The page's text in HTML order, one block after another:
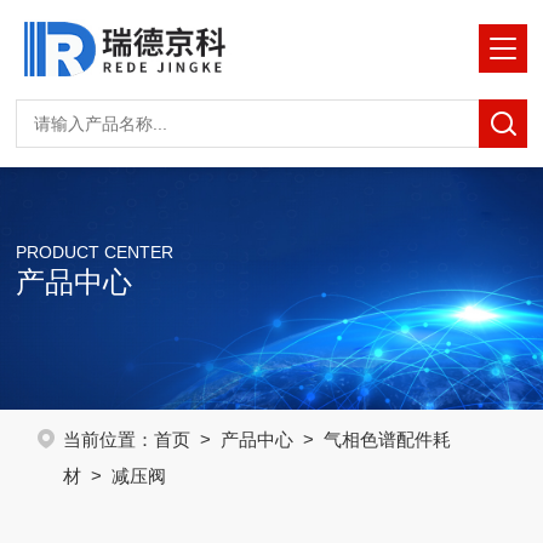
PRODUCT CENTER
产品中心
当前位置： 首页> 产品中心> 气相色谱配件耗
材> 减压阀